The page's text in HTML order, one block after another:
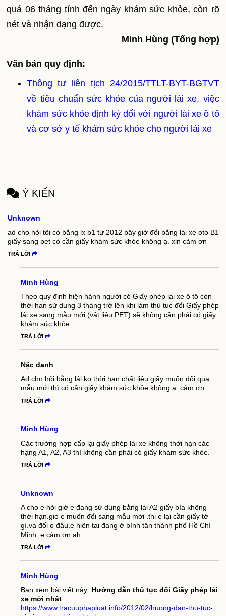
quá 06 tháng tính đến ngày khám sức khỏe, còn rõ
nét và nhận dạng được.
Minh Hùng (Tổng hợp)
Văn bản quy định:
Thông tư liên tịch 24/2015/TTLT-BYT-BGTVT
về tiêu chuẩn sức khỏe của người lái xe, việc
khám sức khỏe định kỳ đối với người lái xe ô tô
và cơ sở y tế khám sức khỏe cho người lái xe
Ý KIẾN
Unknown
ad cho hỏi tôi có bằng lx b1 từ 2012 bây giờ đổi bằng lái xe oto B1
giấy sang pet có cần giấy khám sức khỏe không ạ. xin cảm ơn
TRẢ LỜI
Minh Hùng
Theo quy định hiện hành người có Giấy phép lái xe ô tô còn
thời hạn sử dụng 3 tháng trở lên khi làm thủ tục đổi Giấy phép
lái xe sang mẫu mới (vật liệu PET) sẽ không cần phải có giấy
khám sức khỏe.
TRẢ LỜI
Nặc danh
Ad cho hỏi bằng lái ko thời hạn chất liệu giấy muốn đổi qua
mẫu mới thì có cần giấy khám sức khỏe không ạ. cảm ơn
TRẢ LỜI
Minh Hùng
Các trường hợp cấp lại giấy phép lái xe không thời hạn các
hạng A1, A2, A3 thì không cần phải có giấy khám sức khỏe.
TRẢ LỜI
Unknown
A cho e hỏi giờ e đang sử dụng bằng lái A2 giấy bìa không
thời hạn.gio e muốn đổi sang mẫu mới .thi e lại cần giấy tờ
gì.va đổi o đâu.e hiện tại đang ở bình tân thành phố Hồ Chí
Minh .e cảm ơn ah
TRẢ LỜI
Minh Hùng
Bạn xem bài viết này: Hướng dẫn thủ tục đổi Giấy phép lái
xe mới nhất
https://www.tracuuphapluat.info/2012/02/huong-dan-thu-tuc-